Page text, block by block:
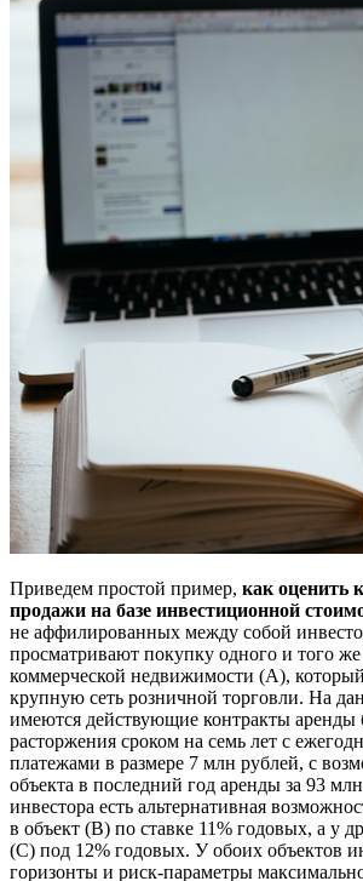
Приведем простой пример, как оценить
продажи на базе инвестиционной
не аффилированных между собой
просматривают покупку одного и того же
коммерческой недвижимости (А), который
крупную сеть розничной торговли. На
имеются действующие контракты аренды
расторжения сроком на семь лет с
платежами в размере 7 млн рублей, с
объекта в последний год аренды за 93
инвестора есть альтернативная
в объект (B) по ставке 11% годовых, а у
(C) под 12% годовых. У обоих объектов
горизонты и риск-параметры